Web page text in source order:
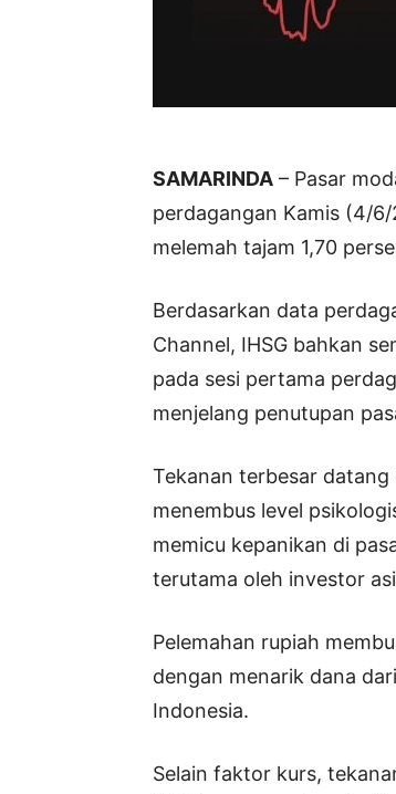
SAMARINDA – Pasar
perdagangan Kamis (4/
melemah tajam 1,70
Berdasarkan data
Channel, IHSG bahkan
pada sesi pertama
menjelang penutupan
Tekanan terbesar
menembus level
memicu kepanikan di
terutama oleh investor
Pelemahan rupiah
dengan menarik dana
Indonesia.
Selain faktor kurs,